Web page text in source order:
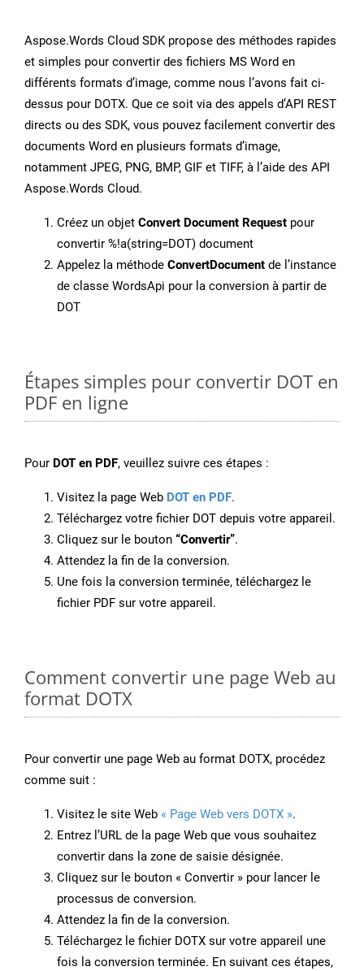
Aspose.Words Cloud SDK propose des méthodes rapides
et simples pour convertir des fichiers MS Word en
différents formats d’image, comme nous l’avons fait ci-
dessus pour DOTX. Que ce soit via des appels d’API REST
directs ou des SDK, vous pouvez facilement convertir des
documents Word en plusieurs formats d’image,
notamment JPEG, PNG, BMP, GIF et TIFF, à l’aide des API
Aspose.Words Cloud.
Créez un objet Convert Document Request pour
convertir %!a(string=DOT) document
Appelez la méthode ConvertDocument de l’instance
de classe WordsApi pour la conversion à partir de
DOT
Étapes simples pour convertir DOT en
PDF en ligne
Pour DOT en PDF, veuillez suivre ces étapes :
Visitez la page Web DOT en PDF.
Téléchargez votre fichier DOT depuis votre appareil.
Cliquez sur le bouton “Convertir”.
Attendez la fin de la conversion.
Une fois la conversion terminée, téléchargez le
fichier PDF sur votre appareil.
Comment convertir une page Web au
format DOTX
Pour convertir une page Web au format DOTX, procédez
comme suit :
Visitez le site Web « Page Web vers DOTX ».
Entrez l’URL de la page Web que vous souhaitez
convertir dans la zone de saisie désignée.
Cliquez sur le bouton « Convertir » pour lancer le
processus de conversion.
Attendez la fin de la conversion.
Téléchargez le fichier DOTX sur votre appareil une
fois la conversion terminée. En suivant ces étapes,